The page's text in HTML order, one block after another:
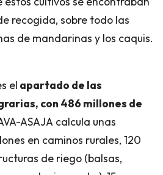
recogida, sobre todo las
de mandarinas y los caquis.
el apartado de las
con 486 millones de
ASAJA calcula unas
en caminos rurales, 120
de riego (balsas,